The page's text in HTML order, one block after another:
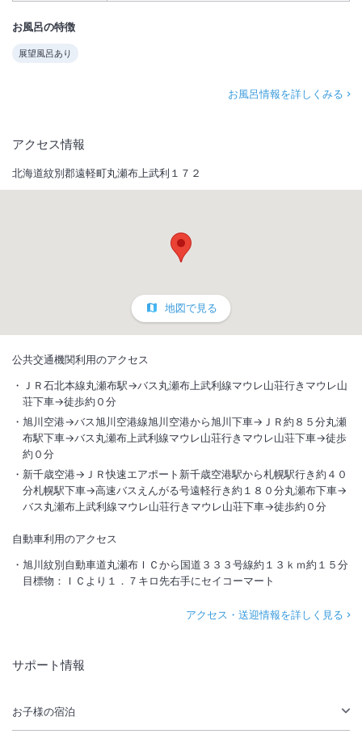
お風呂の特徴
展望風呂あり
お風呂情報を詳しくみる
アクセス情報
北海道紋別郡遠軽町丸瀬布上武利１７２
地図で見る
公共交通機関利用のアクセス
ＪＲ石北本線丸瀬布駅→バス丸瀬布上武利線マウレ山荘行きマウレ山
荘下車→徒歩約０分
旭川空港→バス旭川空港線旭川空港から旭川下車→ＪＲ約８５分丸瀬
布駅下車→バス丸瀬布上武利線マウレ山荘行きマウレ山荘下車→徒歩
約０分
新千歳空港→ＪＲ快速エアポート新千歳空港駅から札幌駅行き約４０
分札幌駅下車→高速バスえんがる号遠軽行き約１８０分丸瀬布下車→
バス丸瀬布上武利線マウレ山荘行きマウレ山荘下車→徒歩約０分
自動車利用のアクセス
旭川紋別自動車道丸瀬布ＩＣから国道３３３号線約１３ｋｍ約１５分
目標物：ＩＣより１．７キロ先右手にセイコーマート
アクセス・送迎情報を詳しく見る
サポート情報
お子様の宿泊